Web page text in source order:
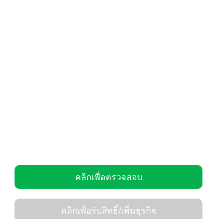
คลิกเพื่อตรวจสอบ
คลิกเพื่อรับสิทธิ์/เพิ่มธุรกิจ